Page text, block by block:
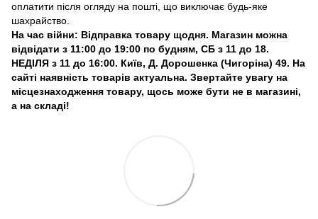
оплатити після огляду на пошті, що виключає будь-яке
шахрайство.
На час війни: Відправка товару щодня. Магазин можна
відвідати з 11:00 до 19:00 по будням, СБ з 11 до 18.
НЕДІЛЯ з 11 до 16:00. Київ, Д. Дорошенка (Чигоріна) 49. На
сайті наявність товарів актуальна. Звертайте увагу на
місцезнаходження товару, щось може бути не в магазині,
а на складі!